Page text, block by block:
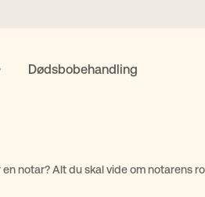
Dødsbobehandling
en notar? Alt du skal vide om notarens
Fremtidsfuldmagt Bolighandel